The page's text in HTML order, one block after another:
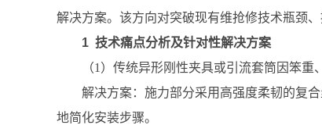
解决方案。该方向对突破现有维抢修技术瓶颈
1 技术痛点分析及针对性解决方案
（1）传统异形刚性夹具或引流套筒因笨
解决方案：施力部分采用高强度柔韧的复
地简化安装步骤。